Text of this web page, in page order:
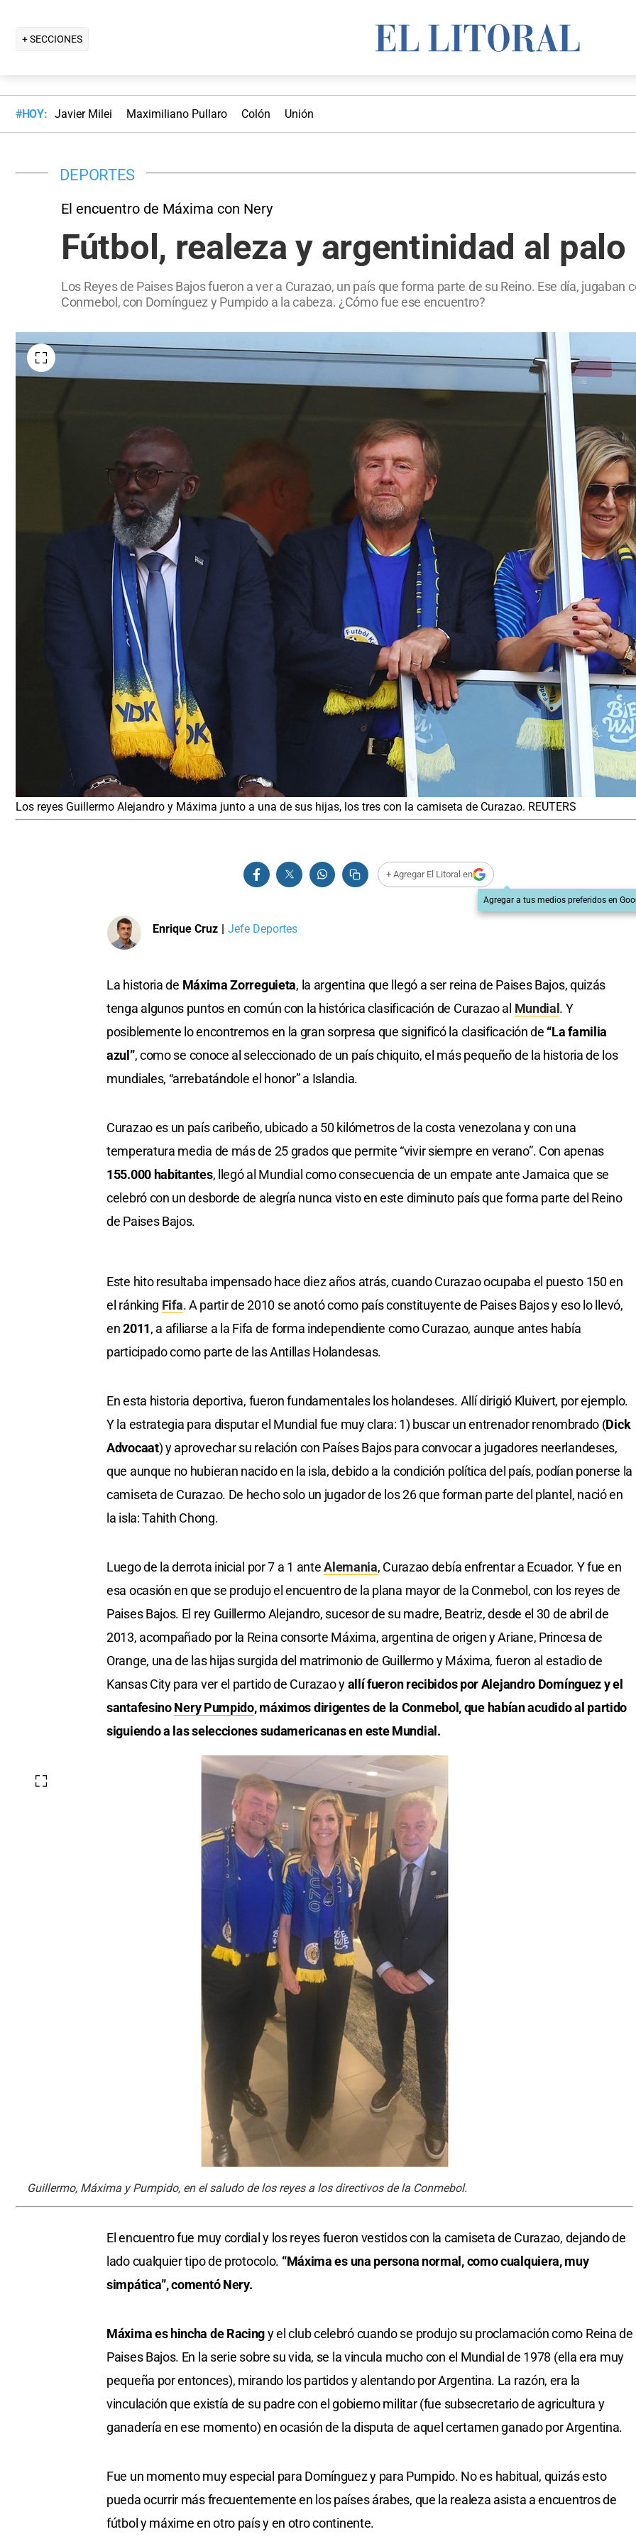
+ SECCIONES
#HOY: Javier Milei Maximiliano Pullaro Colón Unión
DEPORTES
El encuentro de Máxima con Nery
Fútbol, realeza y argentinidad al palo
Los Reyes de Paises Bajos fueron a ver a Curazao, un país que forma parte de su Reino. Ese día, jugaban
Conmebol, con Domínguez y Pumpido a la cabeza. ¿Cómo fue ese encuentro?
Los reyes Guillermo Alejandro y Máxima junto a una de sus hijas, los tres con la camiseta de Curazao. REUTERS
+ Agregar El Litoral en
Agregar a tus medios preferidos en
Enrique Cruz | Jefe Deportes
La historia de Máxima Zorreguieta, la argentina que llegó a ser reina de Paises Bajos, quizás
tenga algunos puntos en común con la histórica clasificación de Curazao al Mundial . Y
posiblemente lo encontremos en la gran sorpresa que significó la clasificación de “La familia
azul”, como se conoce al seleccionado de un país chiquito, el más pequeño de la historia de los
mundiales, “arrebatándole el honor” a Islandia.
Curazao es un país caribeño, ubicado a 50 kilómetros de la costa venezolana y con una
temperatura media de más de 25 grados que permite “vivir siempre en verano”. Con apenas
155.000 habitantes, llegó al Mundial como consecuencia de un empate ante Jamaica que se
celebró con un desborde de alegría nunca visto en este diminuto país que forma parte del Reino
de Paises Bajos.
Este hito resultaba impensado hace diez años atrás, cuando Curazao ocupaba el puesto 150 en
el ránking Fifa. A partir de 2010 se anotó como país constituyente de Paises Bajos y eso lo llevó,
en2011, a afiliarse a la Fifa de forma independiente como Curazao, aunque antes había
participado como parte de las Antillas Holandesas.
En esta historia deportiva, fueron fundamentales los holandeses. Allí dirigió Kluivert, por ejemplo.
Y la estrategia para disputar el Mundial fue muy clara: 1) buscar un entrenador renombrado (Dick
Advocaat) y aprovechar su relación con Países Bajos para convocar a jugadores neerlandeses,
que aunque no hubieran nacido en la isla, debido a la condición política del país, podían ponerse la
camiseta de Curazao. De hecho solo un jugador de los 26 que forman parte del plantel, nació en
la isla: Tahith Chong.
Luego de la derrota inicial por 7 a 1 anteAlemania, Curazao debía enfrentar a Ecuador. Y fue en
esa ocasión en que se produjo el encuentro de la plana mayor de la Conmebol, con los reyes de
Paises Bajos. El rey Guillermo Alejandro, sucesor de su madre, Beatriz, desde el 30 de abril de
2013, acompañado por la Reina consorte Máxima, argentina de origen y Ariane, Princesa de
Orange, una de las hijas surgida del matrimonio de Guillermo y Máxima, fueron al estadio de
Kansas City para ver el partido de Curazao yallí fueron recibidos por Alejandro Domínguez y el
santafesinoNery Pumpido, máximos dirigentes de la Conmebol, que habían acudido al partido
siguiendo a las selecciones sudamericanas en este Mundial.
Guillermo, Máxima y Pumpido, en el saludo de los reyes a los directivos de la Conmebol.
El encuentro fue muy cordial y los reyes fueron vestidos con la camiseta de Curazao, dejando de
lado cualquier tipo de protocolo. “Máxima es una persona normal, como cualquiera, muy
simpática”, comentó Nery.
Máxima es hincha de Racingy el club celebró cuando se produjo su proclamación como Reina de
Paises Bajos. En la serie sobre su vida, se la vincula mucho con el Mundial de 1978 (ella era muy
pequeña por entonces), mirando los partidos y alentando por Argentina. La razón, era la
vinculación que existía de su padre con el gobierno militar (fue subsecretario de agricultura y
ganadería en ese momento) en ocasión de la disputa de aquel certamen ganado por Argentina.
Fue un momento muy especial para Domínguez y para Pumpido. No es habitual, quizás esto
pueda ocurrir más frecuentemente en los países árabes, que la realeza asista a encuentros de
fútbol y máxime en otro país y en otro continente.